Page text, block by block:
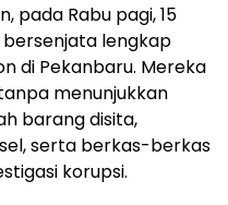
pada Rabu pagi, 15
lengkap
di Pekanbaru. Mereka
menunjukkan
barang disita,
serta berkas-berkas
korupsi.